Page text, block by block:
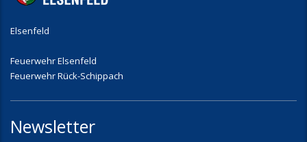
Elsenfeld
Feuerwehr Elsenfeld
Feuerwehr Rück-Schippach
Newsletter